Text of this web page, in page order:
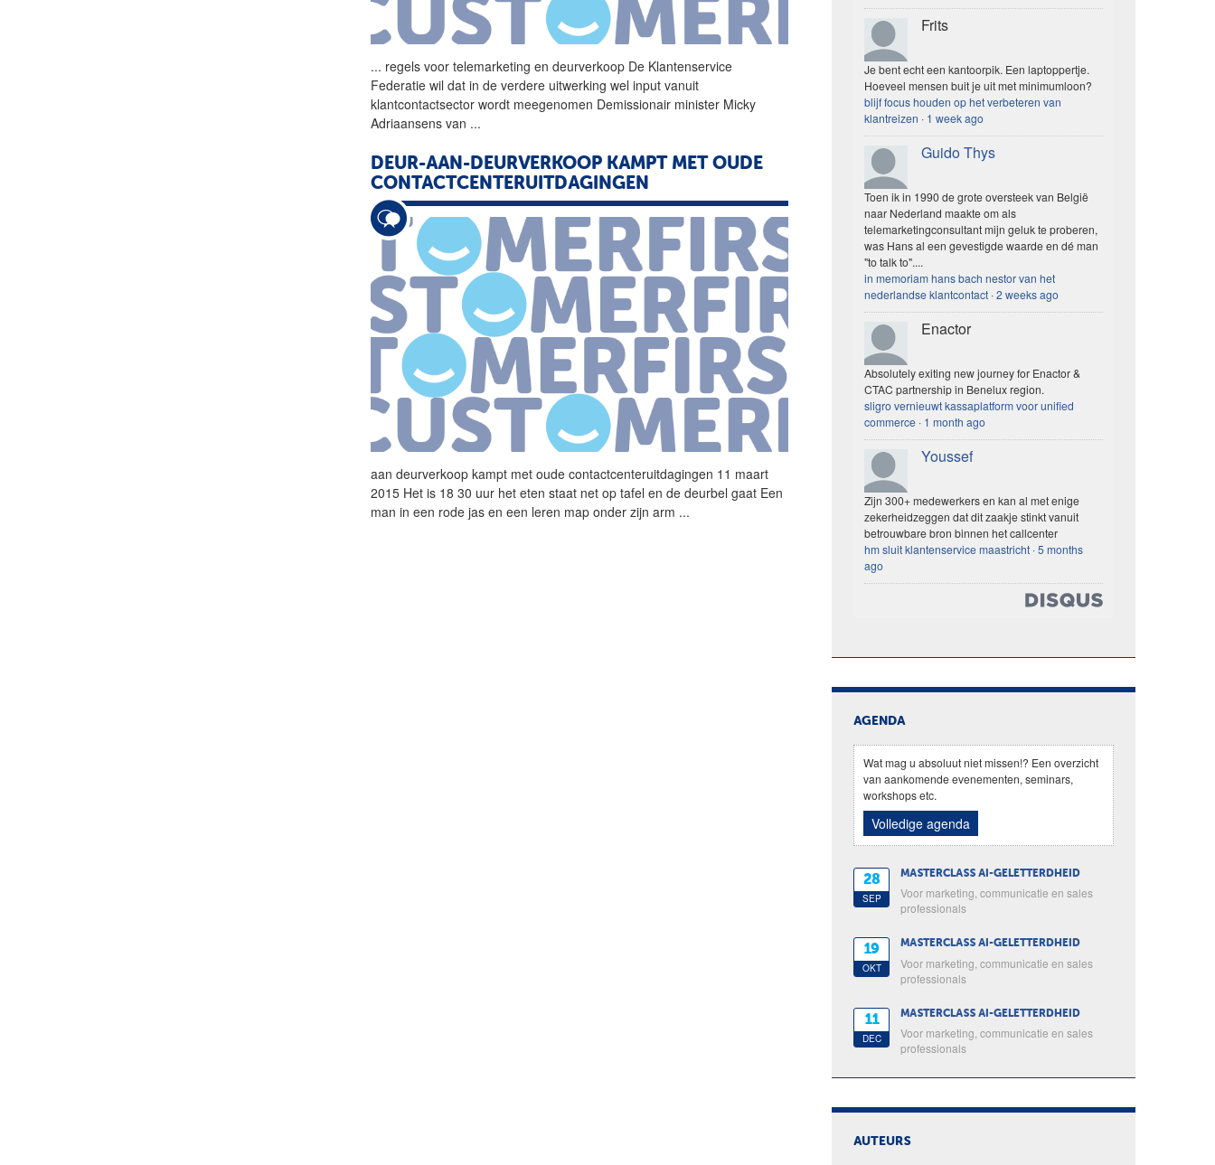
... regels voor telemarketing endeurverkoop De Klantenservice
Federatie wil dat in de verdere uitwerking wel input vanuit
klantcontactsector wordt meegenomen Demissionair minister Micky
Adriaansens van ...
DEUR-AAN-DEURVERKOOP KAMPT MET OUDE
CONTACTCENTERUITDAGINGEN
aandeurverkoop kampt met oude contactcenteruitdagingen 11 maart
2015 Het is 18 30 uur het eten staat net op tafel en de deurbel gaat Een
man in een rode jas en een leren map onder zijn arm ...
Frits
Je bent echt een kantoorpik. Een laptoppertje.
Hoeveel mensen buit je uit met minimumloon?
blijf focus houden op het verbeteren van
klantreizen · 1 week ago
Guido Thys
Toen ik in 1990 de grote oversteek van België
naar Nederland maakte om als
telemarketingconsultant mijn geluk te proberen,
was Hans al een gevestigde waarde en dé man
"to talk to"....
in memoriam hans bach nestor van het
nederlandse klantcontact ·2 weeks ago
Enactor
Absolutely exiting new journey for Enactor &
CTAC partnership in Benelux region.
sligro vernieuwt kassaplatform voor unified
commerce · 1 month ago
Youssef
Zijn 300+ medewerkers en kan al met enige
zekerheidzeggen dat dit zaakje stinkt vanuit
betrouwbare bron binnen het callcenter
hm sluit klantenservice maastricht ·5 months
ago
AGENDA
Wat mag u absoluut niet missen!? Een overzicht
van aankomende evenementen, seminars,
workshops etc.
Volledige agenda
28
SEP
MASTERCLASS AI-GELETTERDHEID
Voor marketing, communicatie en sales
professionals
19
OKT
MASTERCLASS AI-GELETTERDHEID
Voor marketing, communicatie en sales
professionals
11
DEC
MASTERCLASS AI-GELETTERDHEID
Voor marketing, communicatie en sales
professionals
AUTEURS